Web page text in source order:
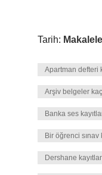
Tarih:
Apartman defteri
Arşiv belgeler kaç
Banka ses
Bir öğrenci sınav
Dershane